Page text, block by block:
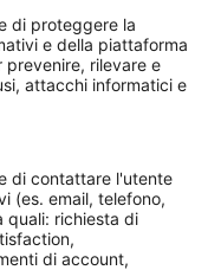
di proteggere la
e della piattaforma
rilevare e
attacchi informatici e
di contattare l'utente
(es. email, telefono,
quali: richiesta di
di account,